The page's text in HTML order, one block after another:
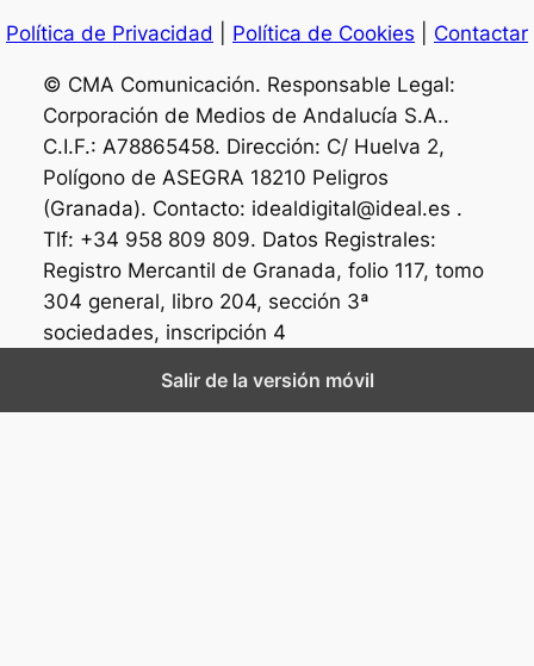
Política de Privacidad Política de Cookies Contactar
© CMA Comunicación. Responsable Legal:
Corporación de Medios de Andalucía S.A..
C.I.F.: A78865458. Dirección: C/ Huelva 2,
Polígono de ASEGRA 18210 Peligros
(Granada). Contacto: idealdigital@ideal.es .
Tlf: +34 958 809 809. Datos Registrales:
Registro Mercantil de Granada, folio 117, tomo
304 general, libro 204, sección 3ª
sociedades, inscripción 4
Salir de la versión móvil